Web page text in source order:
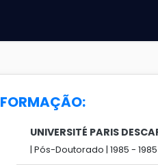
FORMAÇÃO:
UNIVERSITÉ PARIS
| Pós-Doutorado | 1985 - 1985